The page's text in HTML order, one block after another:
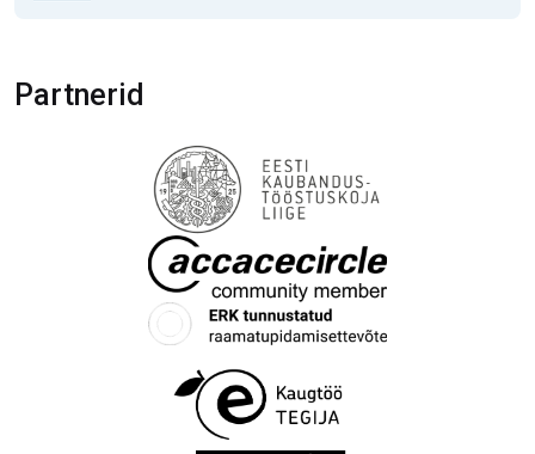
Partnerid